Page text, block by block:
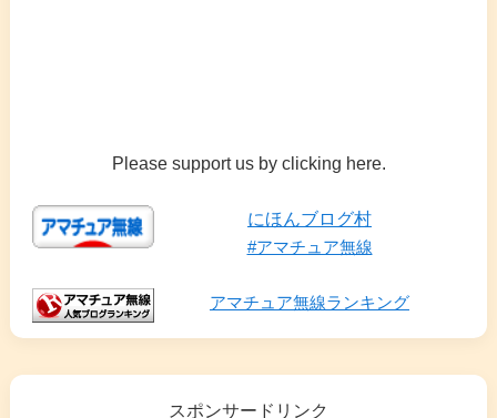
Please support us by clicking here.
にほんブログ村
#アマチュア無線
アマチュア無線ランキング
スポンサードリンク